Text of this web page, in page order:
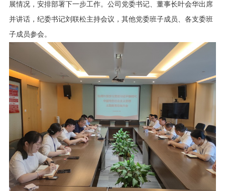
联系我们
English
About Us
展情况，安排部署下一步工作。公司党委书记、董事长叶会华出席
并讲话，纪委书记刘联松主持会议，其他党委班子成员、各支委班
子成员参会。